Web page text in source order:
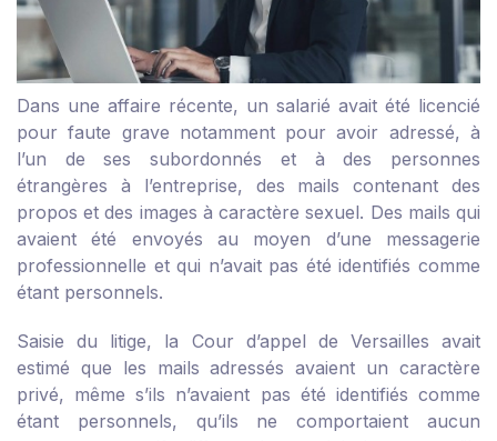
Dans une affaire récente, un salarié avait été licencié
pour faute grave notamment pour avoir adressé, à
l’un de ses subordonnés et à des personnes
étrangères à l’entreprise, des mails contenant des
propos et des images à caractère sexuel. Des mails qui
avaient été envoyés au moyen d’une messagerie
professionnelle et qui n’avait pas été identifiés comme
étant personnels.
Saisie du litige, la Cour d’appel de Versailles avait
estimé que les mails adressés avaient un caractère
privé, même s’ils n’avaient pas été identifiés comme
étant personnels, qu’ils ne comportaient aucun